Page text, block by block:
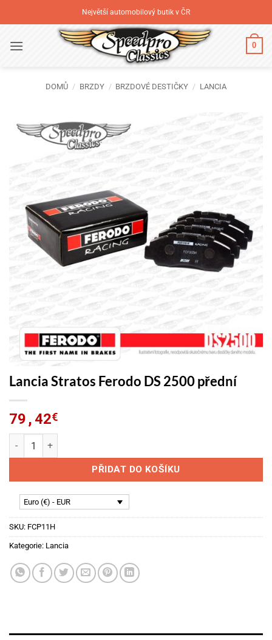
na
Největší automobilový butik v ČR
0
DOMŮ / BRZDY / BRZDOVÉ DESTIČKY / LANCIA
Lancia Stratos Ferodo DS 2500 přední
79,42€
Lancia Stratos Ferodo DS 2500 přední množství
PŘIDAT DO KOŠÍKU
Euro (€) - EUR
SKU: FCP11H
Kategorie: Lancia